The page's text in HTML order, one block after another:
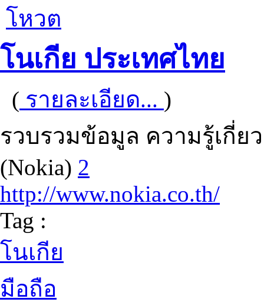
โหวต
โนเกีย ประเทศไทย
( รายละเอียด... )
รวบรวมข้อมูล ความรู้เกี่ย
(Nokia) 2
http://www.nokia.co.th/
Tag :
โนเกีย
มือถือ